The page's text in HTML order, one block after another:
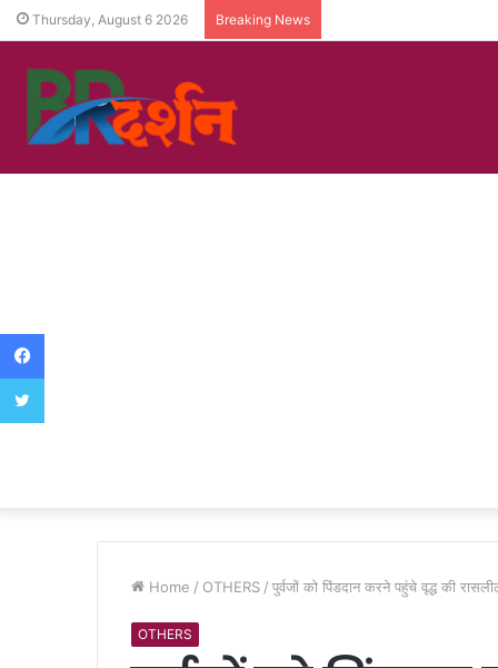
Thursday, August 6 2026 Breaking News
Home / OTHERS / पुर्वजों काे पिंडदान करने पहुंचे वृद्ध की
OTHERS